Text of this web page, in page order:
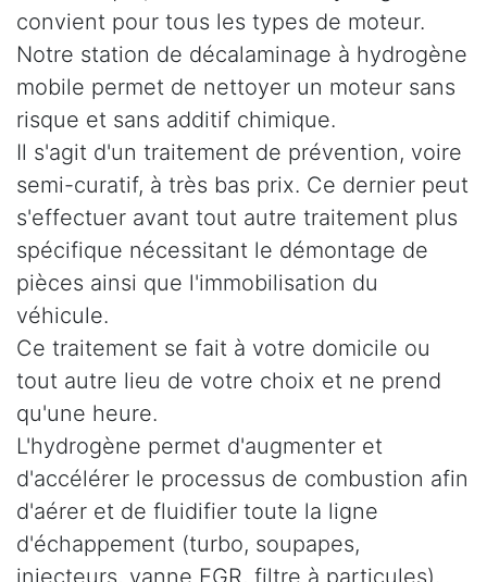
convient pour tous les types de moteur.
Notre station de décalaminage à hydrogène
mobile permet de nettoyer un moteur sans
risque et sans additif chimique.
Il s'agit d'un traitement de prévention, voire
semi-curatif, à très bas prix. Ce dernier peut
s'effectuer avant tout autre traitement plus
spécifique nécessitant le démontage de
pièces ainsi que l'immobilisation du
véhicule.
Ce traitement se fait à votre domicile ou
tout autre lieu de votre choix et ne prend
qu'une heure.
L'hydrogène permet d'augmenter et
d'accélérer le processus de combustion afin
d'aérer et de fluidifier toute la ligne
d'échappement (turbo, soupapes,